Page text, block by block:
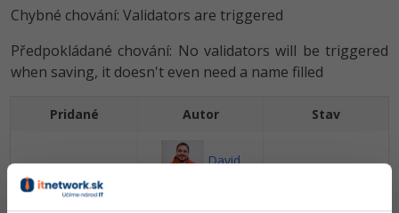
C# .NET -80%
Python -80%
JavaScript
C++
-30%
WordPress
SEO
Business
-80%
Photoshop -80%
Adobe Illustrator -80%
Adobe Lightroom -30%
Adobe XD
Kariéra
Chybné chování: Validators are triggered
Předpokládané chování: No validators will be triggered
when saving, it doesn't even need a name filled
Pridané Autor Stav
3.5.2020 16:29
David
Zamietnuté